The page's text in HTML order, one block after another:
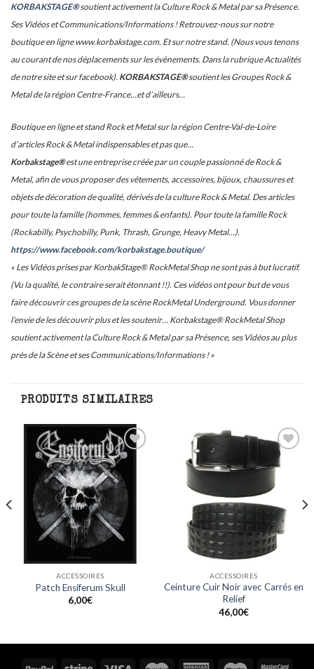
KORBAKSTAGE®soutient activement la Culture Rock & Metal par sa Présence.
Ses Vidéos et Communications/Informations ! Retrouvez-nous sur notre
boutique en ligne www.korbakstage.com. Et sur notre stand. (Nous vous tenons
au courant de nos déplacements sur les évènements. Dans la rubrique Actualités
de notre site et sur facebook). KORBAKSTAGE®soutient les Groupes Rock &
Metal de la région Centre-France…et d’ailleurs…
Boutique en ligne et stand Rock et Metal sur la région Centre-Val-de-Loire
d’articles Rock & Metal indispensables et pas que…
Korbakstage®est une entreprise créée par un couple passionné de Rock &
Metal, afin de vous proposer des vêtements, accessoires, bijoux, chaussures et
objets de décoration de qualité, dérivés de la culture Rock & Metal. Des articles
pour toute la famille (hommes, femmes & enfants). Pour toute la famille Rock
(Rockabilly, Psychobilly, Punk, Thrash, Grunge, Heavy Metal…).
https://www.facebook.com/korbakstage.boutique/
« Les Vidéos prises par KorbakStage® RockMetal Shop ne sont pas à but lucratif.
(Vu la qualité, le contraire serait étonnant !!). Ces vidéos ont pour but de vous
faire découvrir ces groupes de la scène RockMetal Underground. Vous donner
l’envie de les découvrir plus et les soutenir… Korbakstage® RockMetal Shop
soutient activement la Culture Rock & Metal par sa Présence, ses Vidéos au plus
près de la Scène et ses Communications/Informations ! »
PRODUITS SIMILAIRES
Ajouter
liste
ACCESSOIRES
Patch Ensiferum Skull
6,00€
Ajouter
à ma
ACCESSOIRES
Ceinture Cuir Noir avec Carrés en
Relief
46,00€